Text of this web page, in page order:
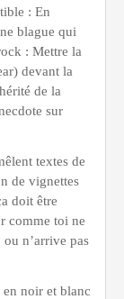
: En
blague qui
: Mettre la
devant la
de la
sur
textes de
de vignettes
doit être
comme toi ne
n’arrive pas
en noir et blanc